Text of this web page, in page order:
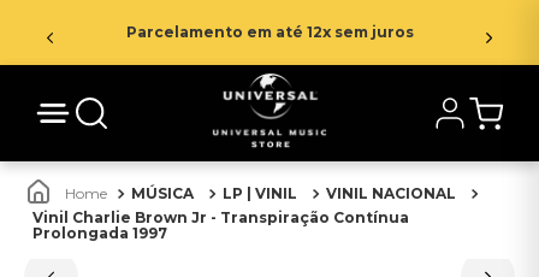
Parcelamento em até 12x sem juros
MÚSICA LP | VINIL
VINIL NACIONAL
Vinil Charlie Brown Jr - Transpiração Contínua
Prolongada 1997